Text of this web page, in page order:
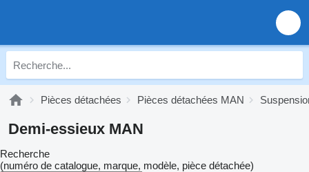
Pièces détachées Pièces détachées MAN
Demi-essieux MAN
Recherche
(numéro de catalogue, marque, modèle, pièce détachée)